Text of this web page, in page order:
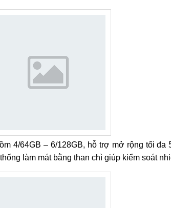
4/64GB – 6/128GB, hỗ trợ mở rộng tối đa
làm mát bằng than chì giúp kiểm soát